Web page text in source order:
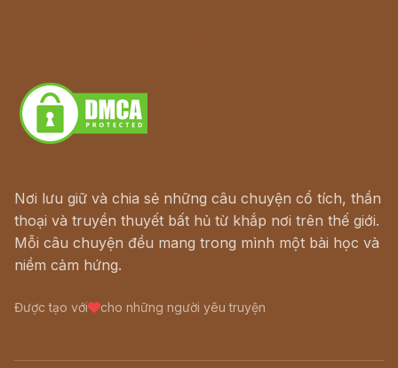
Nơi lưu giữ và chia sẻ những câu chuyện cổ tích, thần
thoại và truyền thuyết bất hủ từ khắp nơi trên thế giới.
Mỗi câu chuyện đều mang trong mình một bài học và
niềm cảm hứng.
Được tạo với cho những người yêu truyện